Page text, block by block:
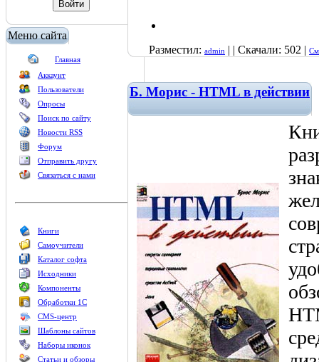
Меню сайта
Главная
Аккаунт
Пользователи
Опросы
Поиск по сайту
Новости RSS
Форум
Отправить другу
Связаться с нами
Книги
Самоучители
Каталог софта
Исходники
Компоненты
Обработки 1С
CMS-центр
Шаблоны сайтов
Наборы иконок
Статьи и обзоры
Разместил: admin | | Скачали: 502 |
Б. Морис - HTML в действии